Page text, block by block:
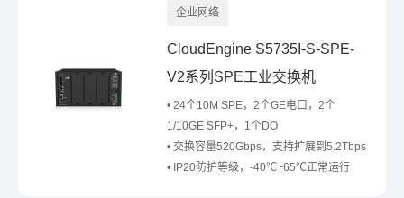
企业网络
CloudEngine S5735I-S-SPE-
V2系列SPE工业交换机
• 24个10M SPE，2个GE电口，2个
1/10GE SFP+，1个DO
• 交换容量520Gbps，支持扩展到5.2Tbps
• IP20防护等级，-40℃~65℃正常运行